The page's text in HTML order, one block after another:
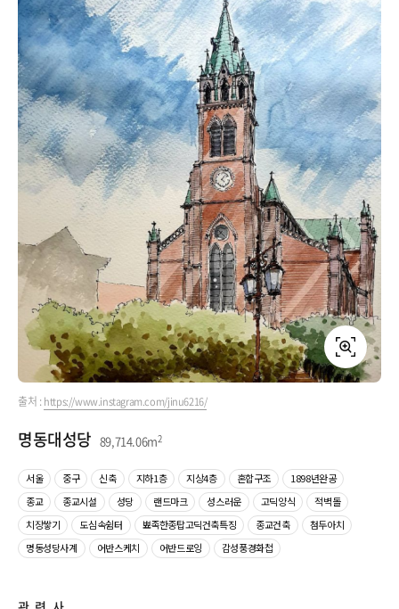
크
출처 : https://www.instagram.com/jinu6216/
명동대성당 89,714.06m2
서울 중구 신축 지하1층 지상4층 혼합구조
1898년완공
종교
종교시설 성당 랜드마크 성스러운 고딕양식
적벽돌
치장쌓기
도심속쉼터 뾰족한종탑고딕건축특징 종교건축
첨두아치
명동성당사계
어반스케치 어반드로잉 감성풍경화첩